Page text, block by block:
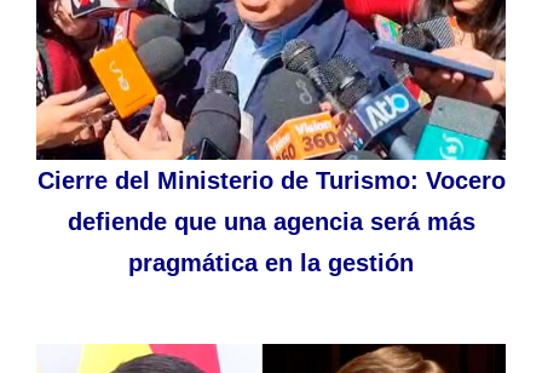
Cierre del Ministerio de Turismo: Vocero
defiende que una agencia será más
pragmática en la gestión